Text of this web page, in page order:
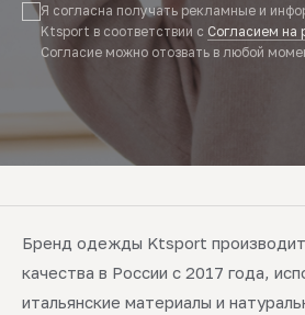
Я согласна получать рекламные и
Ktsport в соответствии с Согласием на
Согласие можно отозвать в любой
Бренд одежды Ktsport
качества в России с 2017 года,
итальянские материалы и